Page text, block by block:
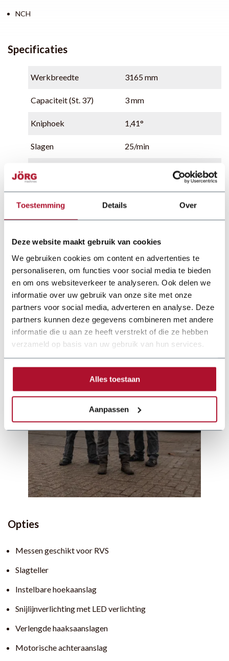
Toestemming Details Over
Deze website maakt gebruik van cookies
We gebruiken cookies om content en advertenties te
personaliseren, om functies voor social media te bieden
en om ons websiteverkeer te analyseren. Ook delen we
informatie over uw gebruik van onze site met onze
partners voor social media, adverteren en analyse. Deze
partners kunnen deze gegevens combineren met andere
informatie die u aan ze heeft verstrekt of die ze hebben
verzameld op basis van uw gebruik van hun services.
Alles toestaan
Aanpassen
NCH
Specificaties
Werkbreedte 3165 mm
Capaciteit (St. 37) 3 mm
Kniphoek 1,41°
Slagen 25/min
Aansluiting 3~400V
Luchtdruk 6 - 10 bar
Luchtverbruik ca 50 l/min
Opties
Messen geschikt voor RVS
Slagteller
Instelbare hoekaanslag
Snijlijnverlichting met LED verlichting
Verlengde haaksaanslagen
Motorische achteraanslag